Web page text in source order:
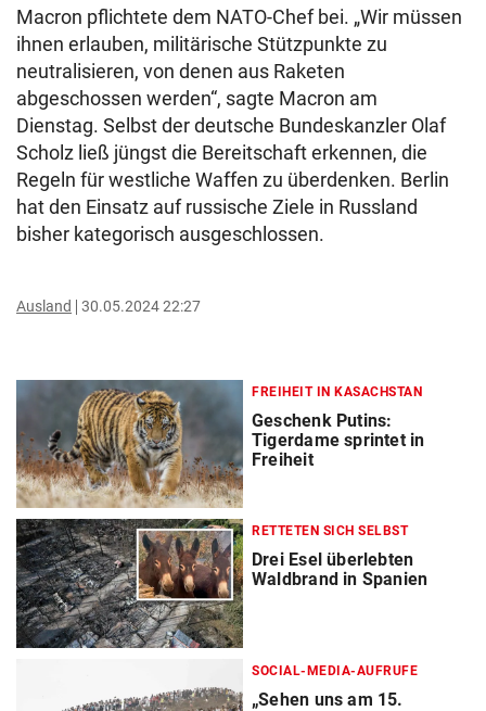
Macron pflichtete dem NATO-Chef bei. „Wir müssen
ihnen erlauben, militärische Stützpunkte zu
neutralisieren, von denen aus Raketen
abgeschossen werden“, sagte Macron am
Dienstag. Selbst der deutsche Bundeskanzler Olaf
Scholz ließ jüngst die Bereitschaft erkennen, die
Regeln für westliche Waffen zu überdenken. Berlin
hat den Einsatz auf russische Ziele in Russland
bisher kategorisch ausgeschlossen.
Ausland 30.05.2024 22:27
FREIHEIT IN KASACHSTAN
Geschenk Putins:
Tigerdame sprintet in
Freiheit
RETTETEN SICH SELBST
Drei Esel überlebten
Waldbrand in Spanien
SOCIAL-MEDIA-AUFRUFE
„Sehen uns am 15.